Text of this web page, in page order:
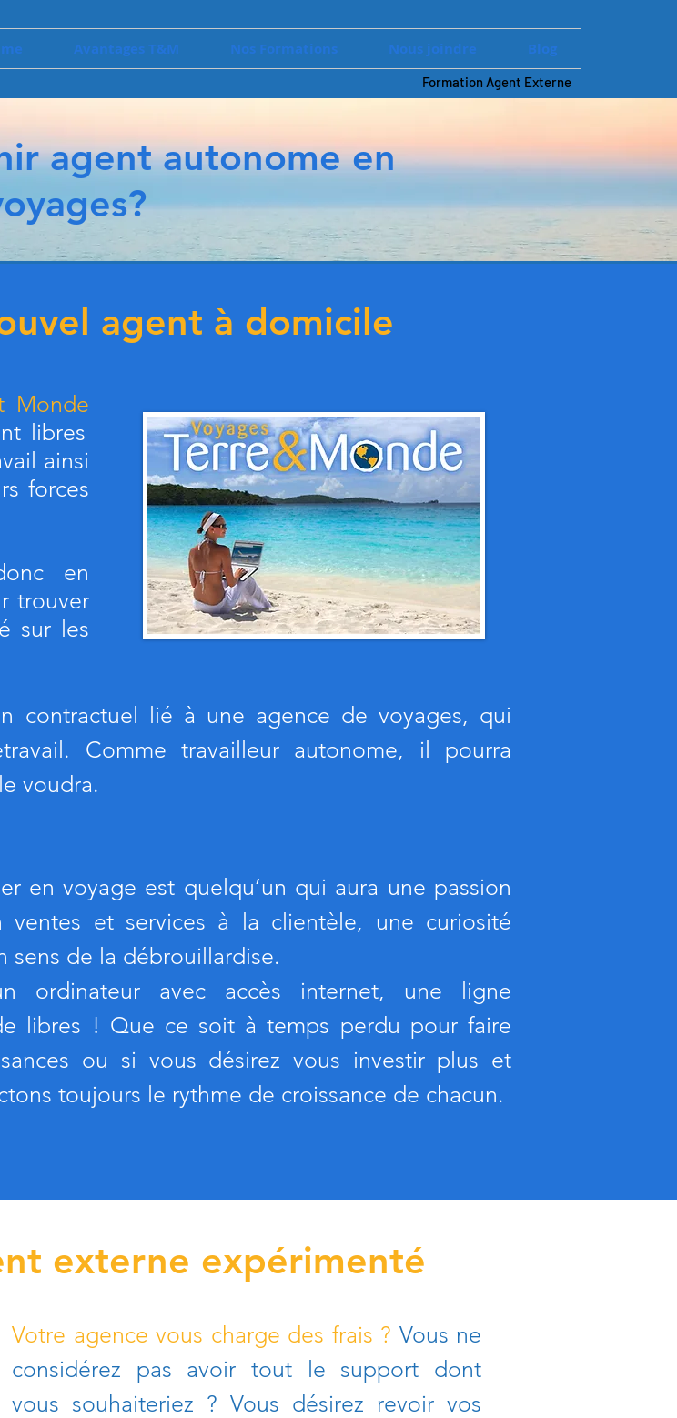
Avantages T&M Nos Formations Nous joindre Blog
Formation Agent Externe
agent autonome en
agent à domicile
Monde
libres
ainsi
forces
en
trouver
sur les
contractuel lié à une agence de voyages, qui
Comme travailleur autonome, il pourra
voudra.
en voyage est quelqu’un qui aura une passion
et services à la clientèle, une curiosité
sens de la débrouillardise.
ordinateur avec accès internet, une ligne
libres ! Que ce soit à temps perdu pour faire
ou si vous désirez vous investir plus et
toujours le rythme de croissance de chacun.
externe expérimenté
Votre agence vous charge des frais ? Vous ne
considérez pas avoir tout le support dont
vous souhaiteriez ? Vous désirez revoir vos